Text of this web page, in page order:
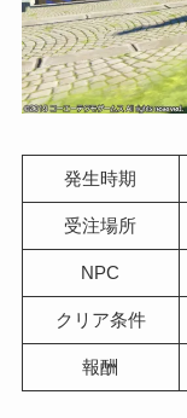
発生時期
受注場所
NPC
クリア条件
報酬